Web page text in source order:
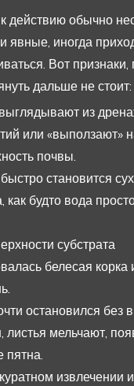
действию обычно
явные, иногда
Вот признаки,
дальше не стоит:
из
или «выползают»
почвы.
становится
как будто вода
субстрата
белесая корка
остановился без
листья мельчают,
пятна.
извлечении